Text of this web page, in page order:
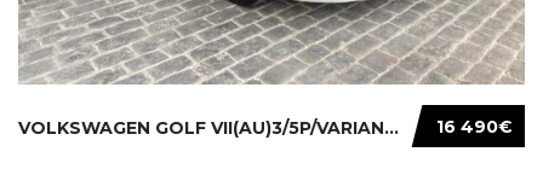
16 490€
VOLKSWAGEN GOLF VII(AU)3/5P/VARIANT(12-16 20...